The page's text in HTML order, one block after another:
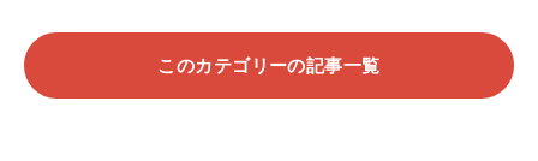
このカテゴリーの記事一覧